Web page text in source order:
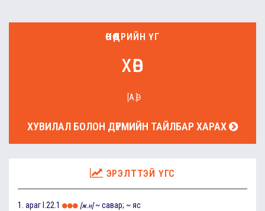
ӨНӨӨДРИЙН ҮГ
хөв
[А.Ө]
ХУВИЛАЛ БОЛОН ДҮРМИЙН ТАЙЛБАР ХАРАХ
ЭРЭЛТТЭЙ ҮГС
1. араг I.22.1 [ж.н] ~ савар; ~ яс